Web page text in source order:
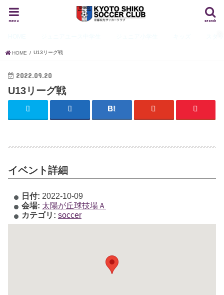
search
menu
HOME U13リーグ戦
2022.09.20
U13リーグ戦
イベント詳細
日付: 2022-10-09
会場: 太陽が丘球技場Ａ
カテゴリ: soccer